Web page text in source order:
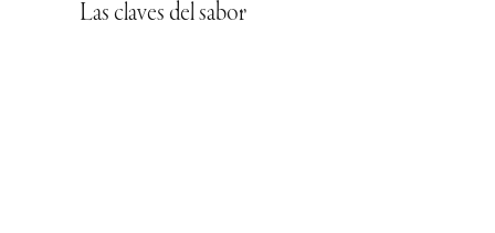
Las claves del sabor